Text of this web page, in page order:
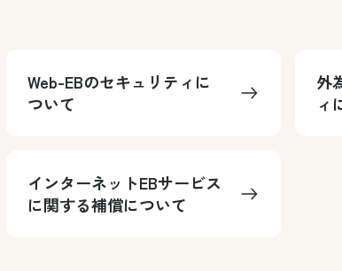
Web-EBのセキュリティに
ついて
外
ィ
インターネットEBサービス
に関する補償について